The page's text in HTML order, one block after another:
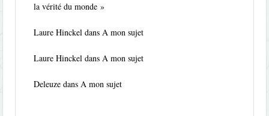
la vérité du monde »
Laure Hinckel dansA mon sujet
Laure Hinckel dansA mon sujet
Deleuze dansA mon sujet